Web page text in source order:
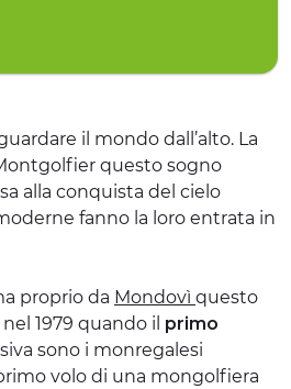
il mondo dall’alto. La
questo sogno
alla conquista del cielo
fanno la loro entrata in
proprio da Mondovì questo
1979 quando il primo
sono i monregalesi
volo di una mongolfiera